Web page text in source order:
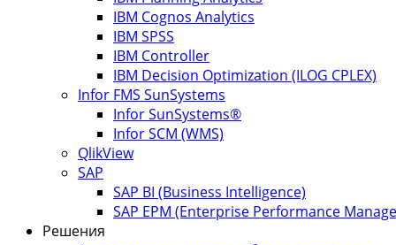
IBM Cognos Analytics
IBM SPSS
IBM Controller
IBM Decision Optimization (ILOG CPLEX)
Infor FMS SunSystems
Infor SunSystems®
Infor SCM (WMS)
QlikView
SAP
SAP BI (Business Intelligence)
SAP EPM (Enterprise Performance
Решения